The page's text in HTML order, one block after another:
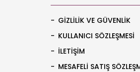
GIZLILIK VE GÜVENLIK
KULLANICI SÖZLEŞMESI
İLETIŞIM
MESAFELI SATIŞ